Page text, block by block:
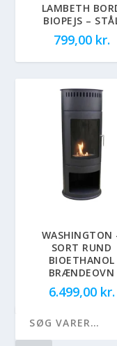
LAMBETH
BIOPEJS –
799,00 kr.
WASHINGTON
SORT RUND
BIOETHANOL
BRÆNDEOVN
6.499,00 kr.